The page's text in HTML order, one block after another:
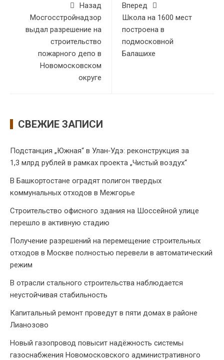
Назад
Мосгосстройнадзор
выдал разрешение на
строительство
пожарного депо в
Новомосковском
округе
Вперед
Школа на 1600 мест
построена в
подмосковной
Балашихе
СВЕЖИЕ ЗАПИСИ
Подстанция „Южная“ в Улан‑Удэ: реконструкция за
1,3 млрд рублей в рамках проекта „Чистый воздух“
В Башкортостане оградят полигон твердых
коммунальных отходов в Межгорье
Строительство офисного здания на Шоссейной улице
перешло в активную стадию
Получение разрешений на перемещение строительных
отходов в Москве полностью перевели в автоматический
режим
В отрасли стального строительства наблюдается
неустойчивая стабильность
Капитальный ремонт проведут в пяти домах в районе
Лианозово
Новый газопровод повысит надёжность системы
газоснабжения Новомосковского административного